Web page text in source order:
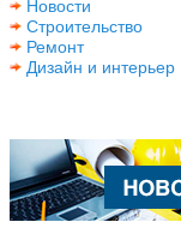
Новости
Строительство
Ремонт
Дизайн и интерьер